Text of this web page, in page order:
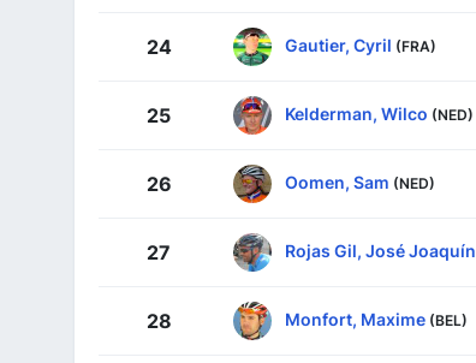
24 Gautier, Cyril (FRA)
25 Kelderman, Wilco (NED)
26 Oomen, Sam (NED)
27 Rojas Gil, José Joaquín
28 Monfort, Maxime (BEL)